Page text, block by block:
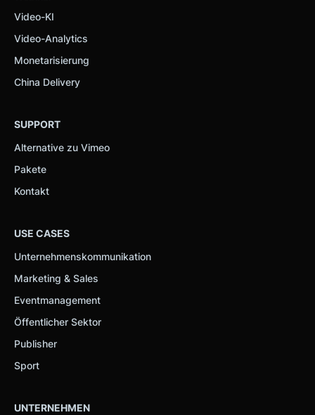
Video-KI
Video-Analytics
Monetarisierung
China Delivery
SUPPORT
Alternative zu Vimeo
Pakete
Kontakt
USE CASES
Unternehmenskommunikation
Marketing & Sales
Eventmanagement
Öffentlicher Sektor
Publisher
Sport
UNTERNEHMEN